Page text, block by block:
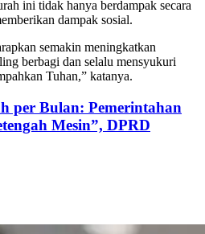
ini tidak hanya berdampak secara
dampak sosial.
semakin meningkatkan
berbagi dan selalu mensyukuri
Tuhan,” katanya.
per Bulan: Pemerintahan
Mesin”, DPRD